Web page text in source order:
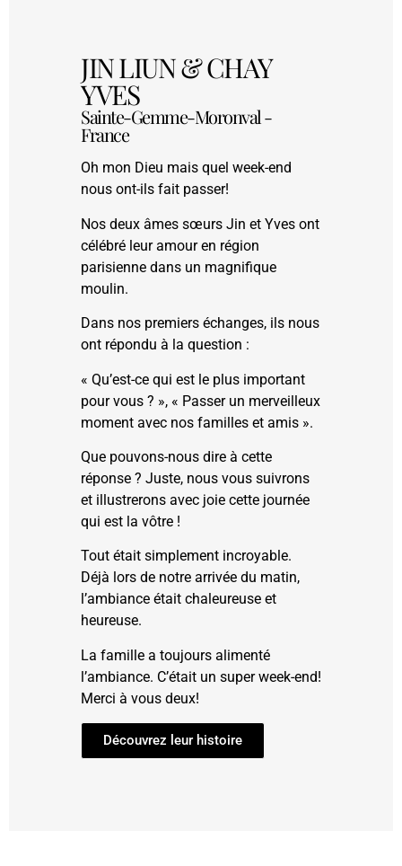
JIN LIUN & CHAY
YVES
Sainte-Gemme-Moronval -
France
Oh mon Dieu mais quel week-end
nous ont-ils fait passer!
Nos deux âmes sœurs Jin et Yves ont
célébré leur amour en région
parisienne dans un magnifique
moulin.
Dans nos premiers échanges, ils nous
ont répondu à la question :
« Qu’est-ce qui est le plus important
pour vous ? », « Passer un merveilleux
moment avec nos familles et amis ».
Que pouvons-nous dire à cette
réponse ? Juste, nous vous suivrons
et illustrerons avec joie cette journée
qui est la vôtre !
Tout était simplement incroyable.
Déjà lors de notre arrivée du matin,
l’ambiance était chaleureuse et
heureuse.
La famille a toujours alimenté
l’ambiance. C’était un super week-end!
Merci à vous deux!
Découvrez leur histoire